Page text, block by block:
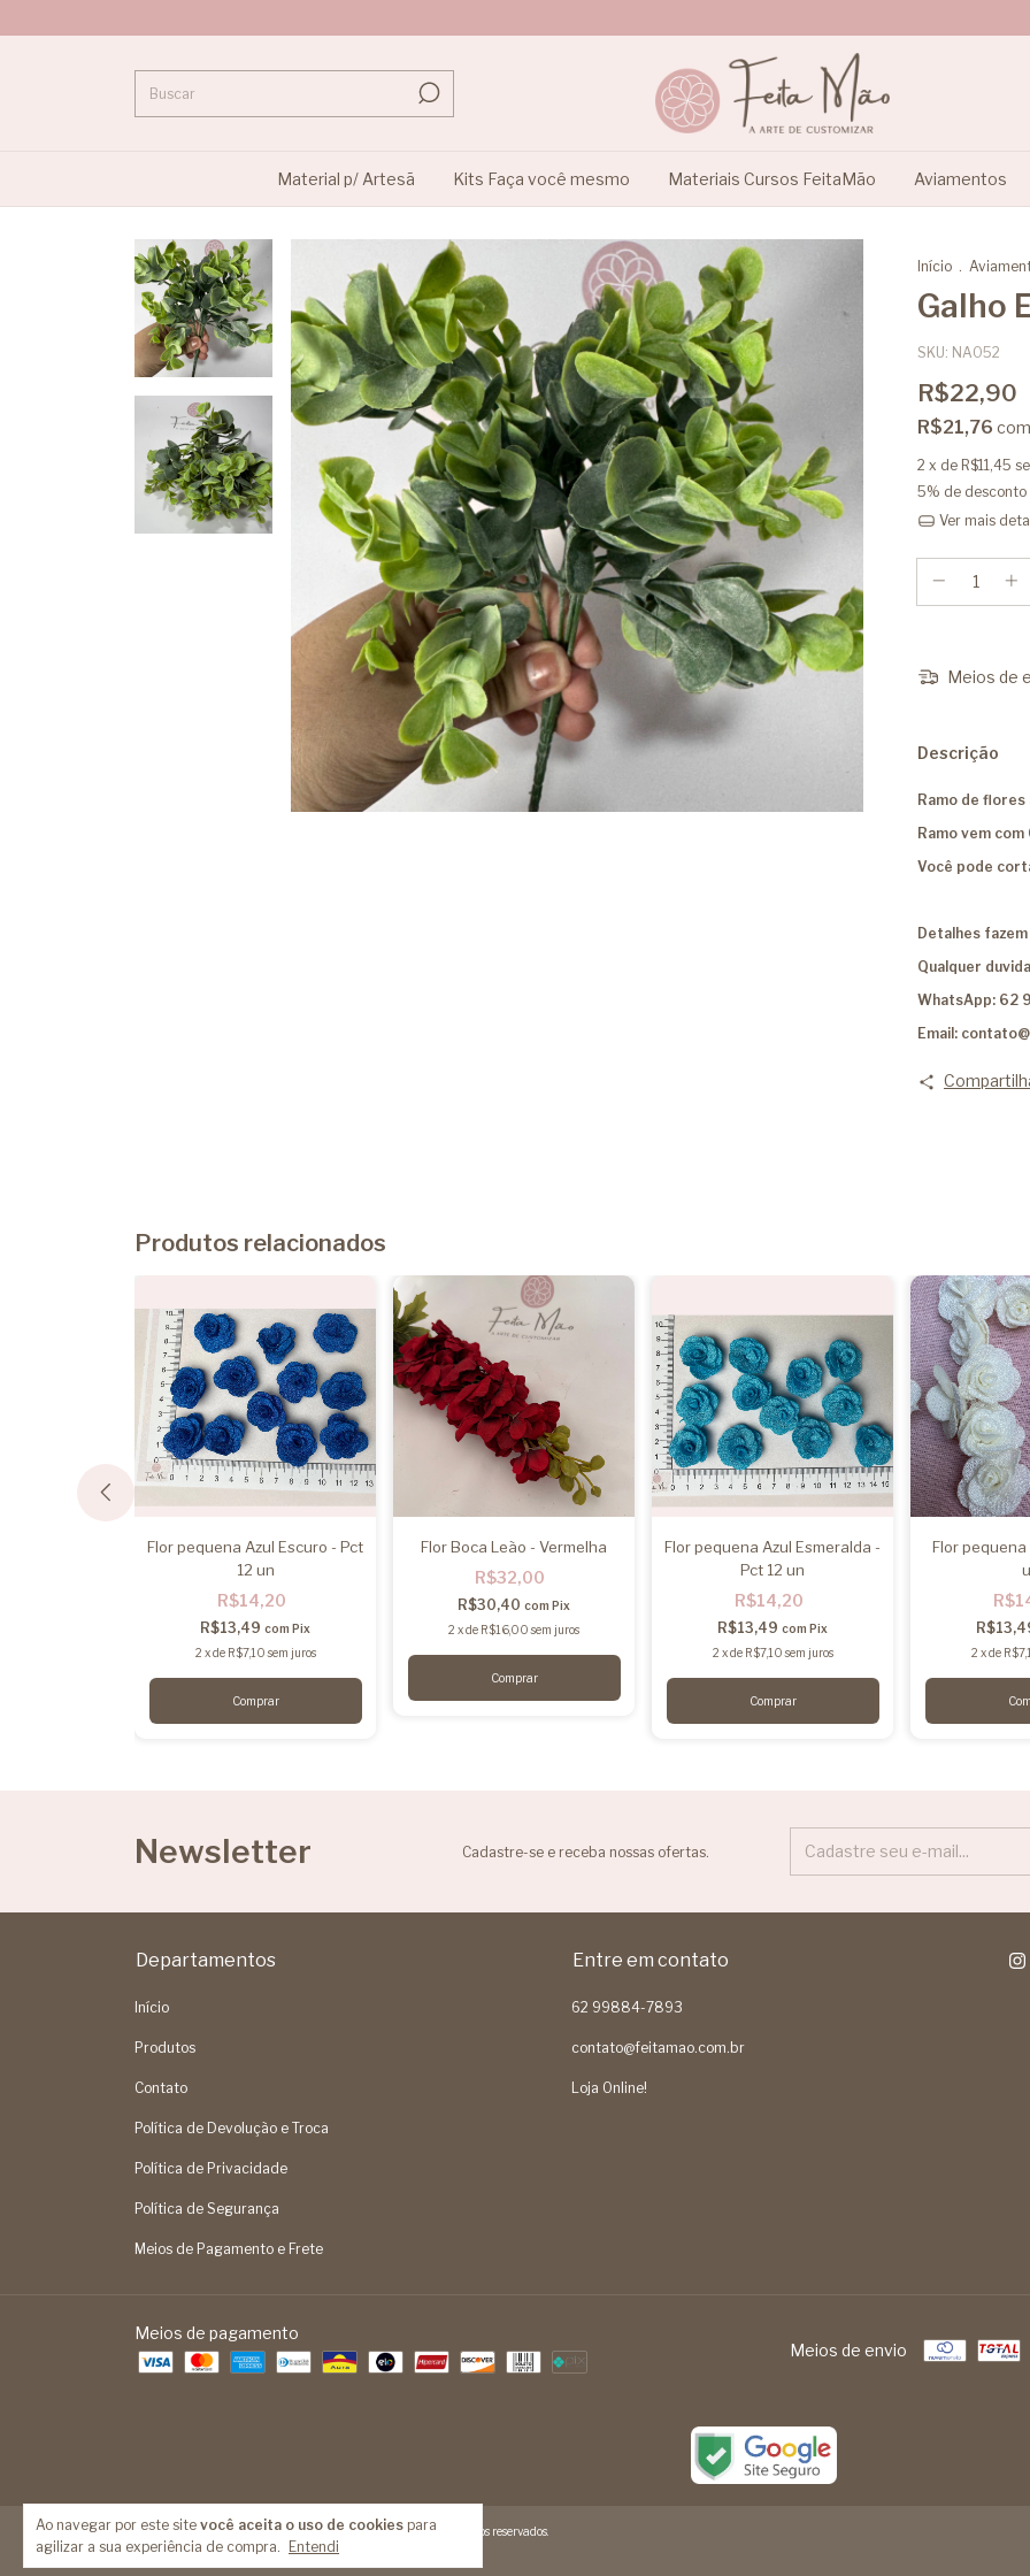
Material p/ Artesã Kits Faça você mesmo Materiais Cursos FeitaMão Aviamentos
Ao navegar por este site você aceita o uso de cookies para
agilizar a sua experiência de compra.
Entendi
Início .
Galho
SKU: NA052
R$22,90
R$21,76 com
2 x de R$11,45
5% de desconto
Ver mais
Meios de
Descrição
Ramo de
Ramo vem
Você pode
Detalhes
Qualquer
WhatsApp: 62
Email:
Produtos relacionados
Flor pequena Azul Escuro - Pct
12 un
R$14,20
R$13,49 com Pix
2 xde R$7,10 sem juros
Flor Boca Leão - Vermelha
R$32,00
R$30,40 com Pix
2 xde R$16,00 sem juros
Flor pequena Azul Esmeralda -
Pct 12 un
R$14,20
R$13,49 com Pix
2 xde R$7,10 sem juros
Flor pequena
2 xde
Newsletter Cadastre-se e receba nossas ofertas.
Departamentos
Início
Produtos
Contato
Política de Devolução e Troca
Política de Privacidade
Política de Segurança
Meios de Pagamento e Frete
Entre em contato
62 99884-7893
contato@feitamao.com.br
Loja Online!
Meios de pagamento
Meios de envio
Copyright Feita Mão - 14093524000189 - 2026. Todos os direitos reservados.